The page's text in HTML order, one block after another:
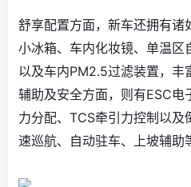
舒享配置方面，新车还拥有诸
小冰箱、车内化妆镜、单温区
以及车内PM2.5过滤装置，丰
辅助及安全方面，则有ESC电
力分配、TCS牵引力控制以及
速巡航、自动驻车、上坡辅助